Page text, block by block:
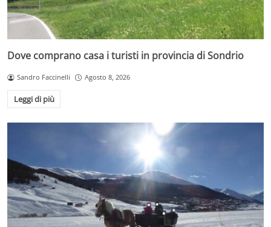
Dove comprano casa i turisti in provincia di Sondrio
Sandro Faccinelli Agosto 8, 2026
Leggi di più